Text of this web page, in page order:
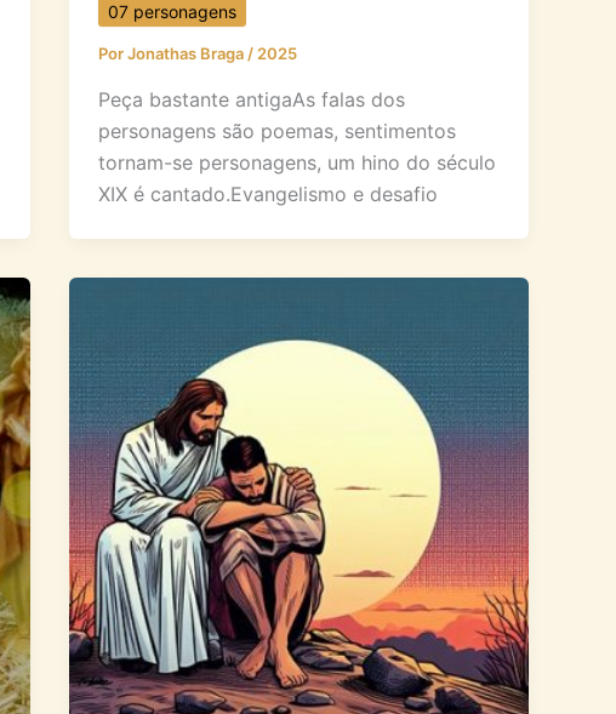
07 personagens
PorJonathas Braga / 2025
Peça bastante antigaAs falas dos
personagens são poemas, sentimentos
tornam-se personagens, um hino do século
XIX é cantado.Evangelismo e desafio